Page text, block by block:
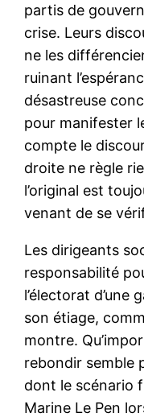
partis de
crise. Leurs
ne les
ruinant
désastreuse
pour manifester
compte le
droite ne règle
l’original est
venant de se
Les dirigeants
responsabilité
l’électorat d’une
son étiage,
montre.
rebondir semble
dont le scénario
Marine Le Pen